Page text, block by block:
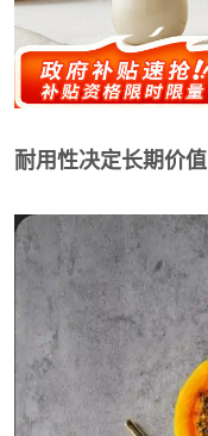
耐用性决定长期价值